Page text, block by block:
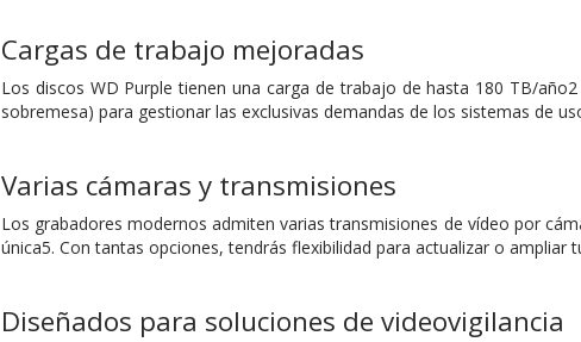
Cargas de trabajo mejoradas
Los discos WD Purple tienen una carga de trabajo de hasta 180 TB/
sobremesa) para gestionar las exclusivas demandas de los sistemas de
Varias cámaras y transmisiones
Los grabadores modernos admiten varias transmisiones de vídeo por
única5. Con tantas opciones, tendrás flexibilidad para actualizar o ampliar
Diseñados para soluciones de videovigilancia